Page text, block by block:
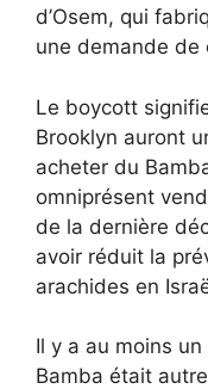
d’Osem, qui
une demande de
Le boycott
Brooklyn auront
acheter du
omniprésent
de la dernière
avoir réduit la
arachides en
Il y a au moins
Bamba était